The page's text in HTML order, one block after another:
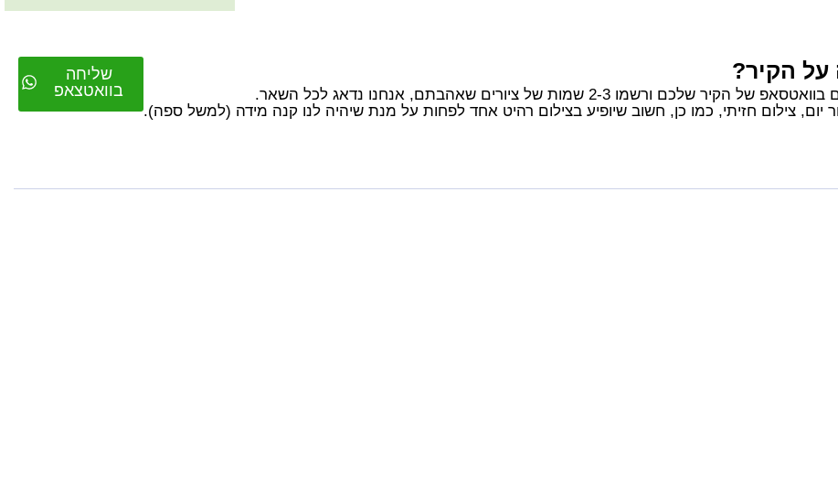
שליחה
בוואטצאפ
על הקיר?
2-3 שמות של ציורים שאהבתם, אנחנו נדאג לכל השאר.
צילום חזיתי, כמו כן, חשוב שיופיע בצילום רהיט אחד לפחות על מנת שיהיה לנו קנה מידה (למשל ספה).